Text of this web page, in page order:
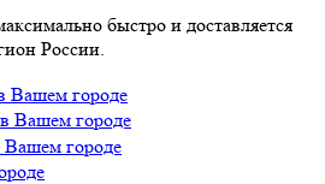
быстро и доставляется
России.